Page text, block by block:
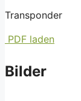
Transponder
PDF laden
Bilder